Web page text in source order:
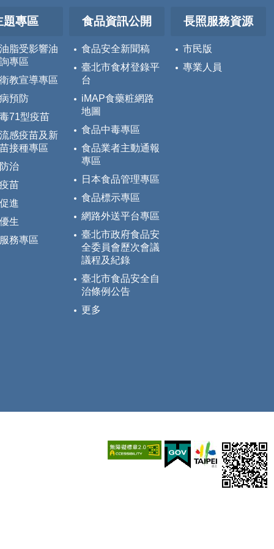
題專區
脂受影響油
專區
教宣導專區
預防
71型疫苗
感疫苗及新
接種專區
治
苗
進
生
務專區
食品資訊公開
食品安全新聞稿
臺北市食材登錄平
台
iMAP食藥粧網路
地圖
食品中毒專區
食品業者主動通報
專區
日本食品管理專區
食品標示專區
網路外送平台專區
臺北市政府食品安
全委員會歷次會議
議程及紀錄
臺北市食品安全自
治條例公告
更多
長照服務資源
市民版
專業人員